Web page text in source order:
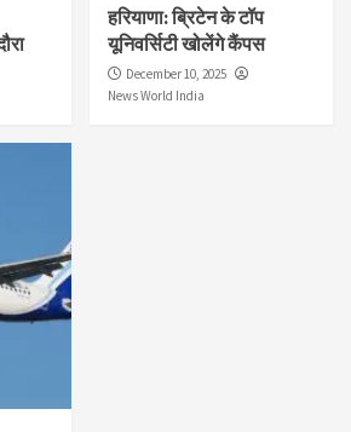
हरियाणा: ब्रिटेन के टॉप
यूनिवर्सिटी खोलेंगे कैंपस
December 10, 2025
News World India